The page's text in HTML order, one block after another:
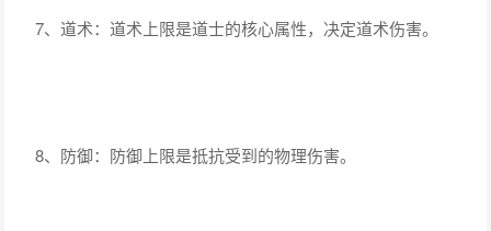
7、道术：道术上限是道士的核心属性，决定道术伤害。
8、防御：防御上限是抵抗受到的物理伤害。